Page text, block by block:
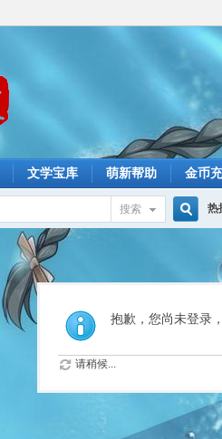
文学宝库 萌新帮助 金币
搜索
索
热
抱歉，您尚未登录
请稍候...